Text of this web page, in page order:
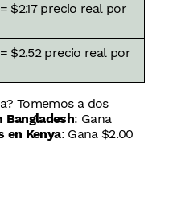
$2.17 precio real por
= $2.52 precio real por
Tomemos a dos
Bangladesh: Gana
en Kenya: Gana $2.00